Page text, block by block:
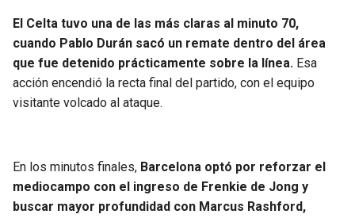
El Celta tuvo una de las más claras al minuto 70,
cuando Pablo Durán sacó un remate dentro del área
que fue detenido prácticamente sobre la línea. Esa
acción encendió la recta final del partido, con el equipo
visitante volcado al ataque.
En los minutos finales, Barcelona optó por reforzar el
mediocampo con el ingreso de Frenkie de Jong y
buscar mayor profundidad con Marcus Rashford,